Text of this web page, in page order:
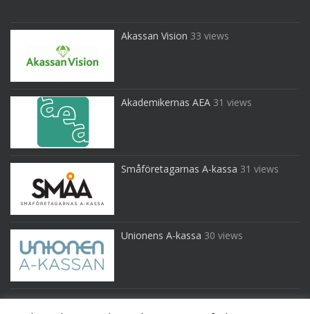
Akassan Vision 33 views
Akademikernas AEA 31 views
Småföretagarnas A-kassa 31 views
Unionens A-kassa 30 views